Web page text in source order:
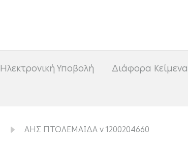
Hλεκτρονική Υποβολή Διάφορα Κείμενα
ΑΗΣ ΠΤΟΛΕΜΑΙΔΑ v 1200204660